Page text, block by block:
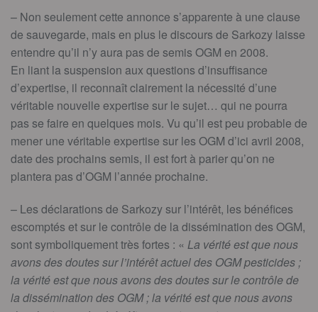
– Non seulement cette annonce s’apparente à une clause
de sauvegarde, mais en plus le discours de Sarkozy laisse
entendre qu’il n’y aura pas de semis OGM en 2008.
En liant la suspension aux questions d’insuffisance
d’expertise, il reconnaît clairement la nécessité d’une
véritable nouvelle expertise sur le sujet… qui ne pourra
pas se faire en quelques mois. Vu qu’il est peu probable de
mener une véritable expertise sur les OGM d’ici avril 2008,
date des prochains semis, il est fort à parier qu’on ne
plantera pas d’OGM l’année prochaine.
– Les déclarations de Sarkozy sur l’intérêt, les bénéfices
escomptés et sur le contrôle de la dissémination des OGM,
sont symboliquement très fortes : « La vérité est que nous
avons des doutes sur l’intérêt actuel des OGM pesticides ;
la vérité est que nous avons des doutes sur le contrôle de
la dissémination des OGM ; la vérité est que nous avons